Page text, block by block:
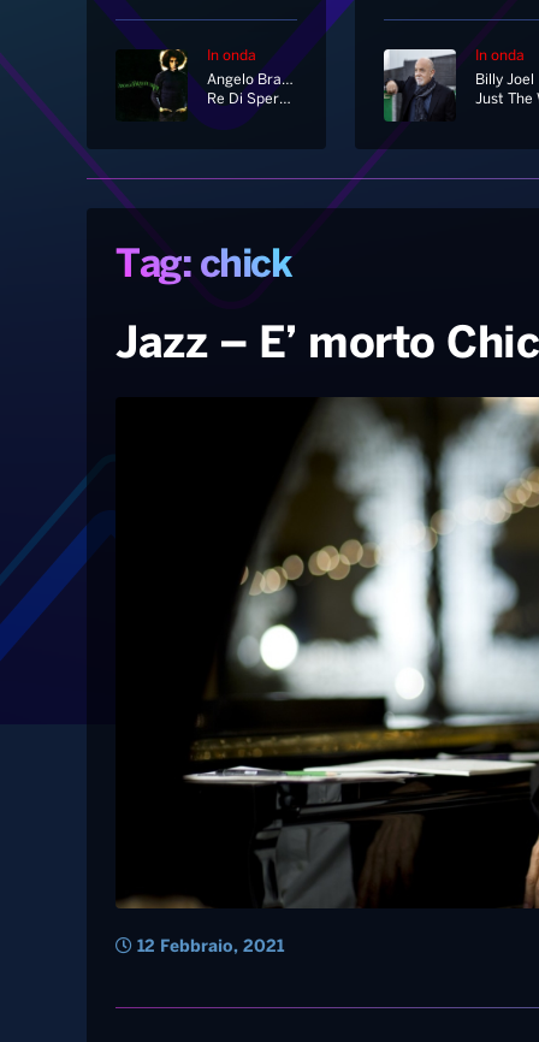
In onda
Angelo Branduardi
Re Di Speranza
In onda
Billy Joel
Tag: chick
Jazz – E’ morto